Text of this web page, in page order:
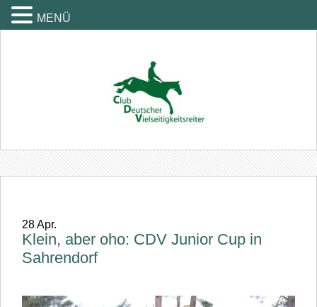
28Apr.
Klein, aber oho: CDV Junior Cup in
Sahrendorf
MENÜ